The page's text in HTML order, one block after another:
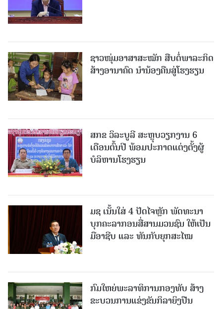
ຊາວໜຸ່ມອາສາສະໝັກ ສືບຕໍ່ພາລະກິດ
ສ້າງອານາຄົດ ນໍານ້ອງຄືນສູ່ໂຮງຮຽນ
ສກຂ ວິລະບູລີ ສະຫຼຸບວຽກງານ 6
ເດືອນຕົ້ນປີ ພ້ອມປະກາດແຕ່ງຕັ້ງຜູ້
ບໍລິຫານໂຮງຮຽນ
ມຊ ເນັ້ນໃສ່ 4 ປັດໄຈຫຼັກ ພັດທະນາ
ບຸກຄະລາກອນສື່ສານມວນຊົນ ໃຫ້ເປັນ
ມືອາຊີບ ແລະ ທັນກັບຍຸກສະໄໝ
ກົມໃຫຍ່ພະລາທິການກອງທັບ ສ້າງ
ຂະບວນການແຂ່ງຂັນກິລາຍິງປືນ